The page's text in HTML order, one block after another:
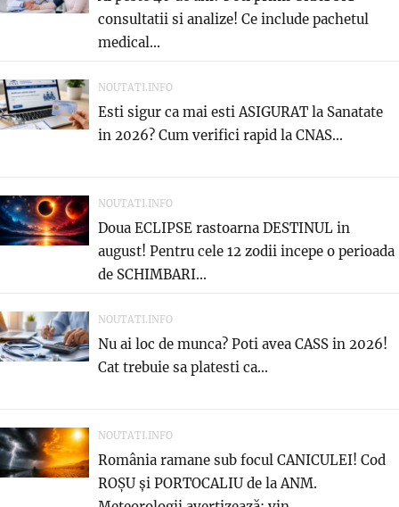
consultatii si analize! Ce include pachetul
medical...
NOUTATI.INFO
Esti sigur ca mai esti ASIGURAT la Sanatate
in 2026? Cum verifici rapid la CNAS...
NOUTATI.INFO
Doua ECLIPSE rastoarna DESTINUL in
august! Pentru cele 12 zodii incepe o perioada
de SCHIMBARI...
NOUTATI.INFO
Nu ai loc de munca? Poti avea CASS in 2026!
Cat trebuie sa platesti ca...
NOUTATI.INFO
România ramane sub focul CANICULEI! Cod
ROȘU și PORTOCALIU de la ANM.